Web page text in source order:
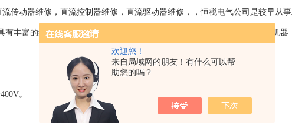
欢迎您！
来自局域网的朋友！有什么可以帮
助您的吗？
流传动器维修，直流控制器维修，直流驱动器维修，，恒税电气公司是较早从
丰富的维修技术和经验。我们一直专注维修技术的研究,保证不二次损坏机器
。